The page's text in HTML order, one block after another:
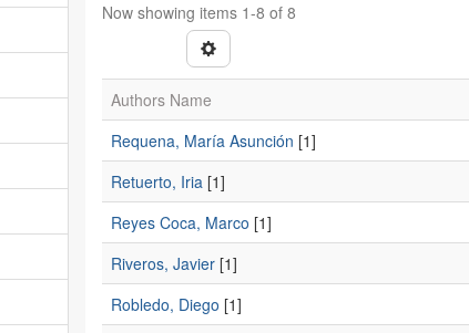
Now showing items 1-8 of 8
Authors Name
Requena, María Asunción [1]
Retuerto, Iria[1]
Reyes Coca, Marco [1]
Riveros, Javier[1]
Robledo, Diego [1]